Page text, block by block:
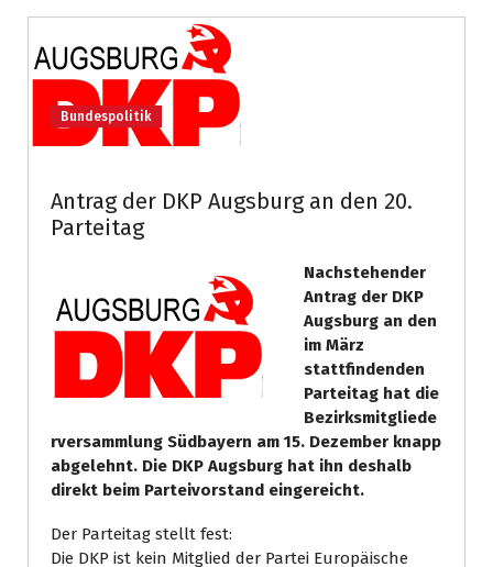
Bundespolitik
Antrag der DKP Augsburg an den 20.
Parteitag
Nachstehender
Antrag der DKP
Augsburg an den
im März
stattfindenden
Parteitag hat die
Bezirksmitgliede
rversammlung Südbayern am 15. Dezember knapp
abgelehnt. Die DKP Augsburg hat ihn deshalb
direkt beim Parteivorstand eingereicht.
Der Parteitag stellt fest:
Die DKP ist kein Mitglied der Partei Europäische